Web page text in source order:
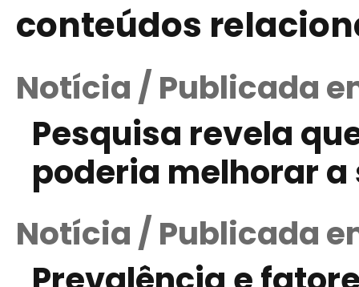
conteúdos
Notícia / Publicada
Pesquisa revela
poderia melhorar
Notícia / Publicada